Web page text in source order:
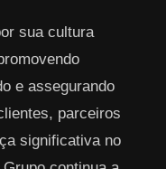
sua cultura
e assegurando
parceiros
significativa no